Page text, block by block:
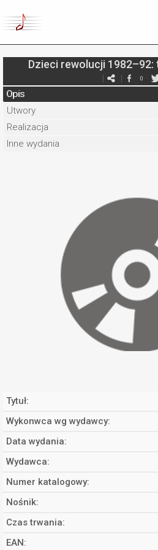
Dzieci rewolucji
0
Opis
Utwory
Realizacja
Inne wydania
Tytuł:
Wykonwca wg wydawcy:
Data wydania:
Wydawca:
Numer katalogowy:
Nośnik:
Czas trwania:
EAN: